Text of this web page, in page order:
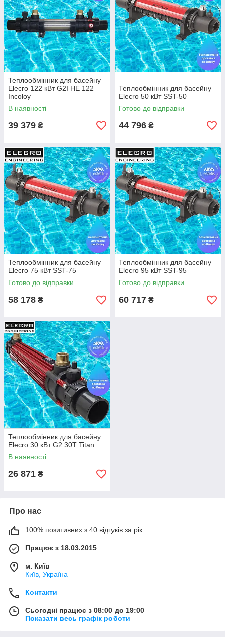
Теплообмінник для басейну
Elecro 122 кВт G2I HE 122
Incoloy
В наявності
39 379 ₴
Теплообмінник для басейну
Elecro 50 кВт SST-50
Готово до відправки
44 796 ₴
Теплообмінник для басейну
Elecro 75 кВт SST-75
Готово до відправки
58 178 ₴
Теплообмінник для басейну
Elecro 95 кВт SST-95
Готово до відправки
60 717 ₴
Теплообмінник для басейну
Elecro 30 кВт G2 30Т Titan
В наявності
26 871 ₴
Про нас
100% позитивних з 40 відгуків за рік
Працює з 18.03.2015
м. Київ
Київ, Україна
Контакти
Сьогодні працює з 08:00 до 19:00
Показати весь графік роботи